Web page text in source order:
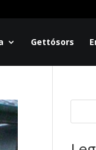
Gettósors